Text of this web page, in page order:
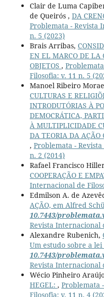
Clair de Luma
de Queirós , DA
Problemata - Revista
n. 5 (2023)
Brais Arribas,
EN EL MARCO DE LA
OBJETOS ,
Filosofia: v. 11 n. 5
Manoel Ribeiro
CULTURAS E
INTRODUTÓRIAS À
DEMOCRÁTICA,
À MULTIPLICIDADE
DA TEORIA DA AÇÃO
, Problemata -
n. 2 (2014)
Rafael Francisco
COOPERAÇÃO E
Internacional de
Edmilson A. de
AÇÃO, em Alfred
10.7443/
Revista Internacional
Alexandre Rubenich,
Um estudo sobre a
10.7443/
Revista Internacional
Wécio Pinheiro
HEGEL: , Problemata
Filosofia: v. 11 n. 4